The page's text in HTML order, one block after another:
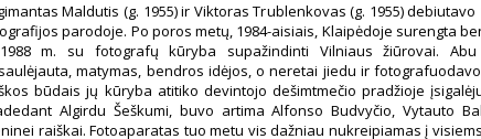
Maldutis (g. 1955) ir Viktoras Trublenkovas (g. 1955)
parodoje. Po poros metų, 1984-aisiais, Klaipėdoje surengta
m. su fotografų kūryba supažindinti Vilniaus žiūrovai.
matymas, bendros idėjos, o neretai jiedu ir
būdais jų kūryba atitiko devintojo dešimtmečio pradžioje
Algirdu Šeškumi, buvo artima Alfonso Budvyčio, Vytauto
raiškai. Fotoaparatas tuo metu vis dažniau nukreipiamas į